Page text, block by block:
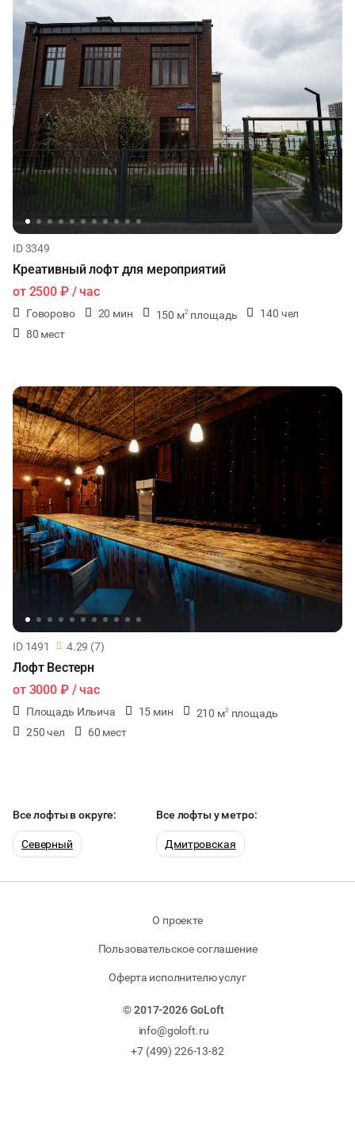
ID 3349
Креативный лофт для мероприятий
от 2500 ₽/ час
Говорово 20 мин 150 м2 площадь
140 чел
80 мест
ID 1491 4.29 (7)
Лофт Вестерн
от 3000 ₽/ час
Площадь Ильича 15 мин 210 м2 площадь
250 чел
60 мест
Все лофты в округе:
Северный
Все лофты у метро:
Дмитровская
О проекте
Пользовательское соглашение
Оферта исполнителю услуг
© 2017-2026 GoLoft
info@goloft.ru
+7 (499) 226-13-82